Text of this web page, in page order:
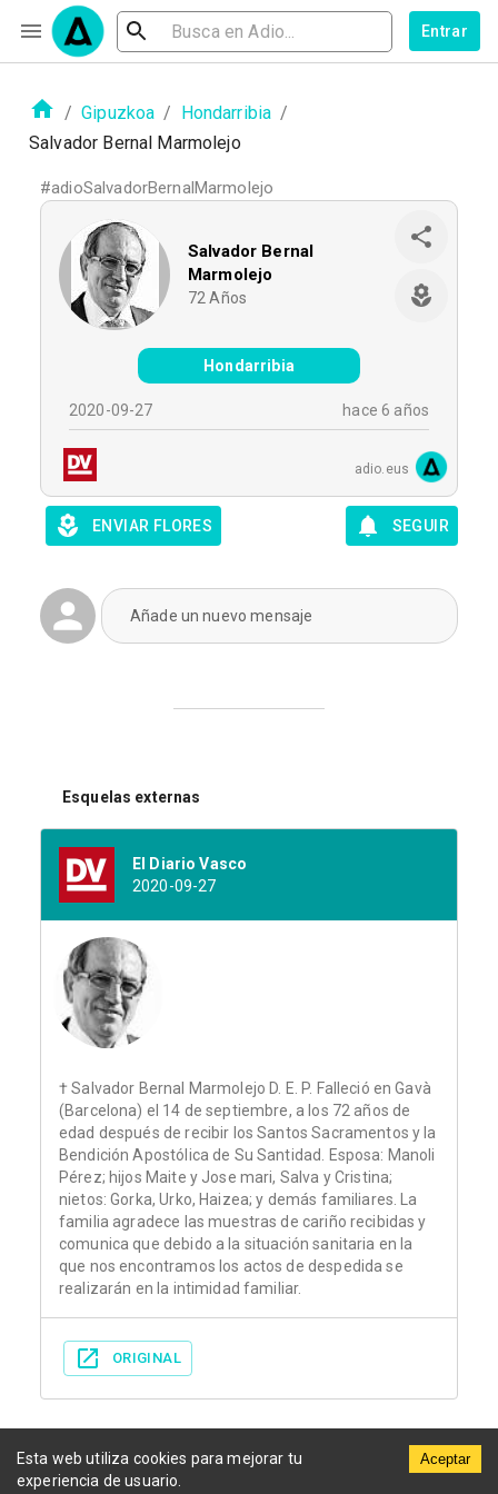
Entrar
Municipios
/ Gipuzkoa / Hondarribia /
Salvador Bernal Marmolejo
#adioSalvadorBernalMarmolejo
Salvador Bernal
Marmolejo
72 Años
Hondarribia
2020-09-27 hace 6 años
adio.eus
ENVIAR FLORES SEGUIR
Añade un nuevo mensaje
Esquelas externas
El Diario Vasco
2020-09-27
† Salvador Bernal Marmolejo D. E. P. Falleció en Gavà
(Barcelona) el 14 de septiembre, a los 72 años de
edad después de recibir los Santos Sacramentos y la
Bendición Apostólica de Su Santidad. Esposa: Manoli
Pérez; hijos Maite y Jose mari, Salva y Cristina;
nietos: Gorka, Urko, Haizea; y demás familiares. La
familia agradece las muestras de cariño recibidas y
comunica que debido a la situación sanitaria en la
que nos encontramos los actos de despedida se
realizarán en la intimidad familiar.
ORIGINAL
Esta web utiliza cookies para mejorar tu
experiencia de usuario.
Aceptar